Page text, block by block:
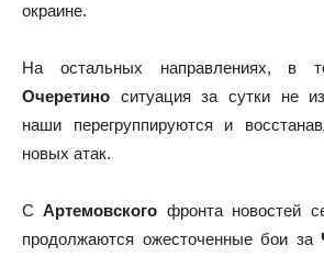
окраине.
На остальных направлениях, в
Очеретино ситуация за сутки не
наши перегруппируются и
новых атак.
САртемовского фронта новостей
продолжаются ожесточенные бои за